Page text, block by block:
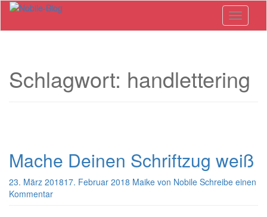
Skip
main
Toggle
Schlagwort: handlettering
Mache Deinen Schriftzug weiß
23. März 201817. Februar 2018 Maike von Nobile Schreibe einen
Kommentar